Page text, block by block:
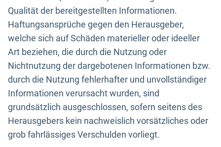
Qualität der bereitgestellten Informationen.
Haftungsansprüche gegen den Herausgeber,
welche sich auf Schäden materieller oder ideeller
Art beziehen, die durch die Nutzung oder
Nichtnutzung der dargebotenen Informationen bzw.
durch die Nutzung fehlerhafter und unvollständiger
Informationen verursacht wurden, sind
grundsätzlich ausgeschlossen, sofern seitens des
Herausgebers kein nachweislich vorsätzliches oder
grob fahrlässiges Verschulden vorliegt.